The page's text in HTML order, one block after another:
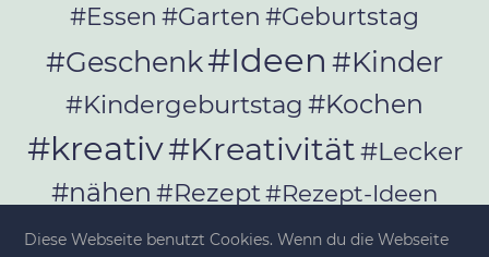
#Essen #Garten #Geburtstag
#Geschenk#Ideen #Kinder
#Kindergeburtstag #Kochen
#kreativ#Kreativität#Lecker
#nähen #Rezept#Rezept-Ideen
#Rezepte#selber_bauen
Diese Webseite benutzt Cookies. Wenn du die Webseite